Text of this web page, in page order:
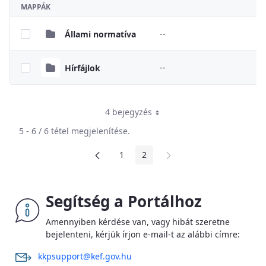
MAPPÁK
Állami normatíva --
Hírfájlok --
4 bejegyzés
5 - 6 / 6 tétel megjelenítése.
Oldal
1 Oldal
2
Segítség a Portálhoz
Amennyiben kérdése van, vagy hibát szeretne
bejelenteni, kérjük írjon e-mail-t az alábbi címre:
kkpsupport@kef.gov.hu